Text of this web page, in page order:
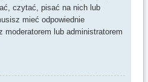
czytać, pisać na nich lub
mieć odpowiednie
moderatorem lub administratorem